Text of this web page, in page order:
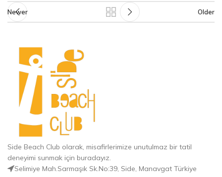
Newer Older
Side Beach Club olarak, misafirlerimize unutulmaz bir tatil
deneyimi sunmak için buradayız.
Selimiye Mah.Sarmaşık Sk.No:39, Side, Manavgat Türkiye